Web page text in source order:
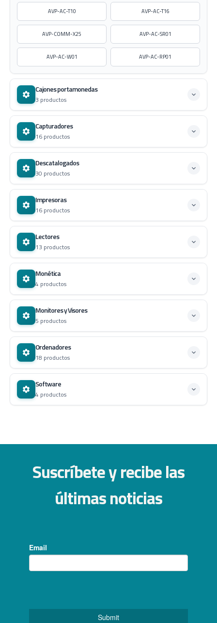
AVP-AC-T10 AVP-AC-T16
AVP-COMM-X25 AVP-AC-SR01
AVP-AC-W01 AVP-AC-RP01
Cajones portamonedas
3 productos
Capturadores
16 productos
Descatalogados
30 productos
Impresoras
16 productos
Lectores
13 productos
Monética
4 productos
Monitores y Visores
5 productos
Ordenadores
18 productos
Software
4 productos
Suscríbete y recibe las
últimas noticias